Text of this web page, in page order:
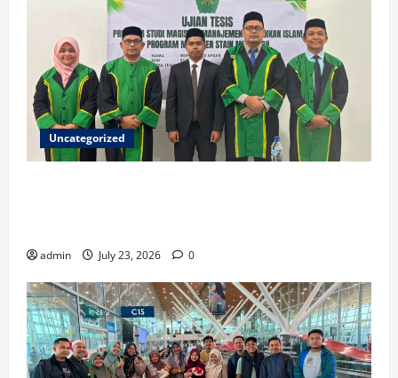
Uncategorized
admin July 23, 2026 0